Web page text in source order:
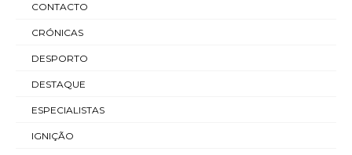
CONTACTO
CRÓNICAS
DESPORTO
DESTAQUE
ESPECIALISTAS
IGNIÇÃO